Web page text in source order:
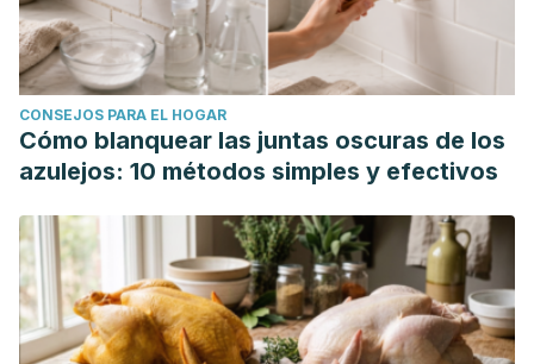
CONSEJOS PARA EL HOGAR
Cómo blanquear las juntas oscuras de los
azulejos: 10 métodos simples y efectivos